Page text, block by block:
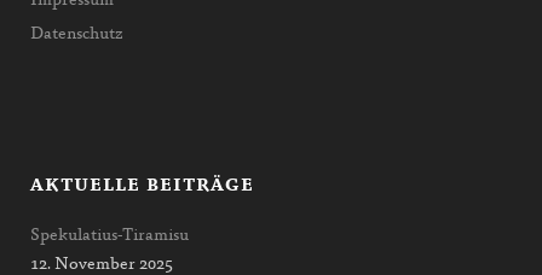
Datenschutz
AKTUELLE BEITRÄGE
Spekulatius-Tiramisu
12. November 2025